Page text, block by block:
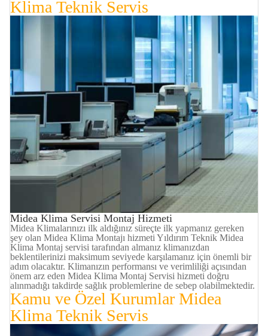
Klima Teknik Servis
Midea Klima Servisi Montaj Hizmeti
Midea Klimalarınızı ilk aldığınız süreçte ilk yapmanız gereken
şey olan Midea Klima Montajı hizmeti Yıldırım Teknik Midea
Klima Montaj servisi tarafından almanız klimanızdan
beklentilerinizi maksimum seviyede karşılamanız için önemli bir
adım olacaktır. Klimanızın performansı ve verimliliği açısından
önem arz eden Midea Klima Montaj Servisi hizmeti doğru
alınmadığı takdirde sağlık problemlerine de sebep olabilmektedir.
Kamu ve Özel Kurumlar Midea
Klima Teknik Servis